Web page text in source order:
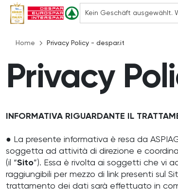
Home Privacy Policy - despar.it
Privacy
INFORMATIVA RIGUARDANTE IL
● La presente informativa è resa da ASPIAG
soggetta ad attività di direzione e
(il “Sito”). Essa è rivolta ai soggetti che vi
raggiungibili per mezzo di link presenti sul
trattamento dei dati sarà effettuato in